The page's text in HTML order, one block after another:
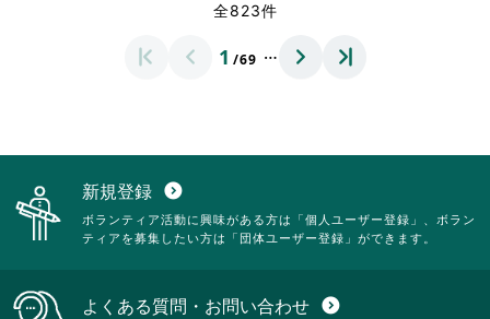
全823件
1 /69 …
新規登録 expand_circle_down
ボランティア活動に興味がある方は「個人ユーザー登録」、ボラン
ティアを募集したい方は「団体ユーザー登録」ができます。
よくある質問・お問い合わせ expand_circle_down